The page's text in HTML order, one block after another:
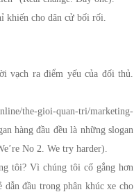
khiến cho dân cử bối rối.
vạch ra điểm yếu của đối thủ.
the-gioi-quan-tri/marketing-
hàng đầu đều là những slogan
No 2. We try harder).
tôi? Vì chúng tôi cố gắng hơn
đầu trong phân khúc xe cho